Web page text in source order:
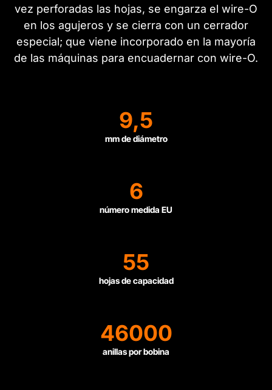
vez perforadas las hojas, se engarza el wire-O
en los agujeros y se cierra con un cerrador
especial; que viene incorporado en la mayoría
de las máquinas para encuadernar con wire-O.
9,5
mm de diámetro
6
número medida EU
55
hojas de capacidad
46000
anillas por bobina